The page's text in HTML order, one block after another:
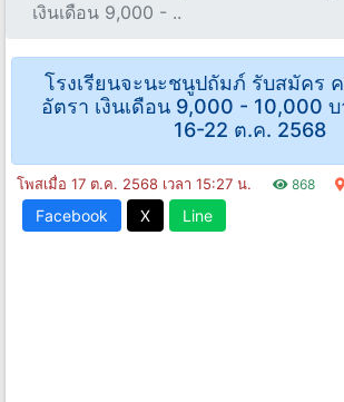
เงินเดือน 9,000 - ..
โรงเรียนจะนะชนูปถัมภ์ รับสมัคร
อัตรา เงินเดือน 9,000 - 10,000
16-22 ต.ค. 2568
โพสเมื่อ 17 ต.ค. 2568 เวลา 15:27 น. 868
Facebook X Line